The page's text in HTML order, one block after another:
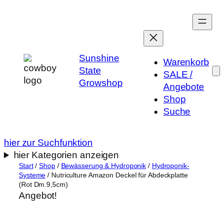
Sunshine
State
Growshop
Warenkorb
SALE /
Angebote
Shop
Suche
hier zur Suchfunktion
hier Kategorien anzeigen
Start/Shop/ Bewässerung & Hydroponik / Hydroponik-
Systeme / Nutriculture Amazon Deckel für Abdeckplatte
(Rot Dm.9,5cm)
Angebot!